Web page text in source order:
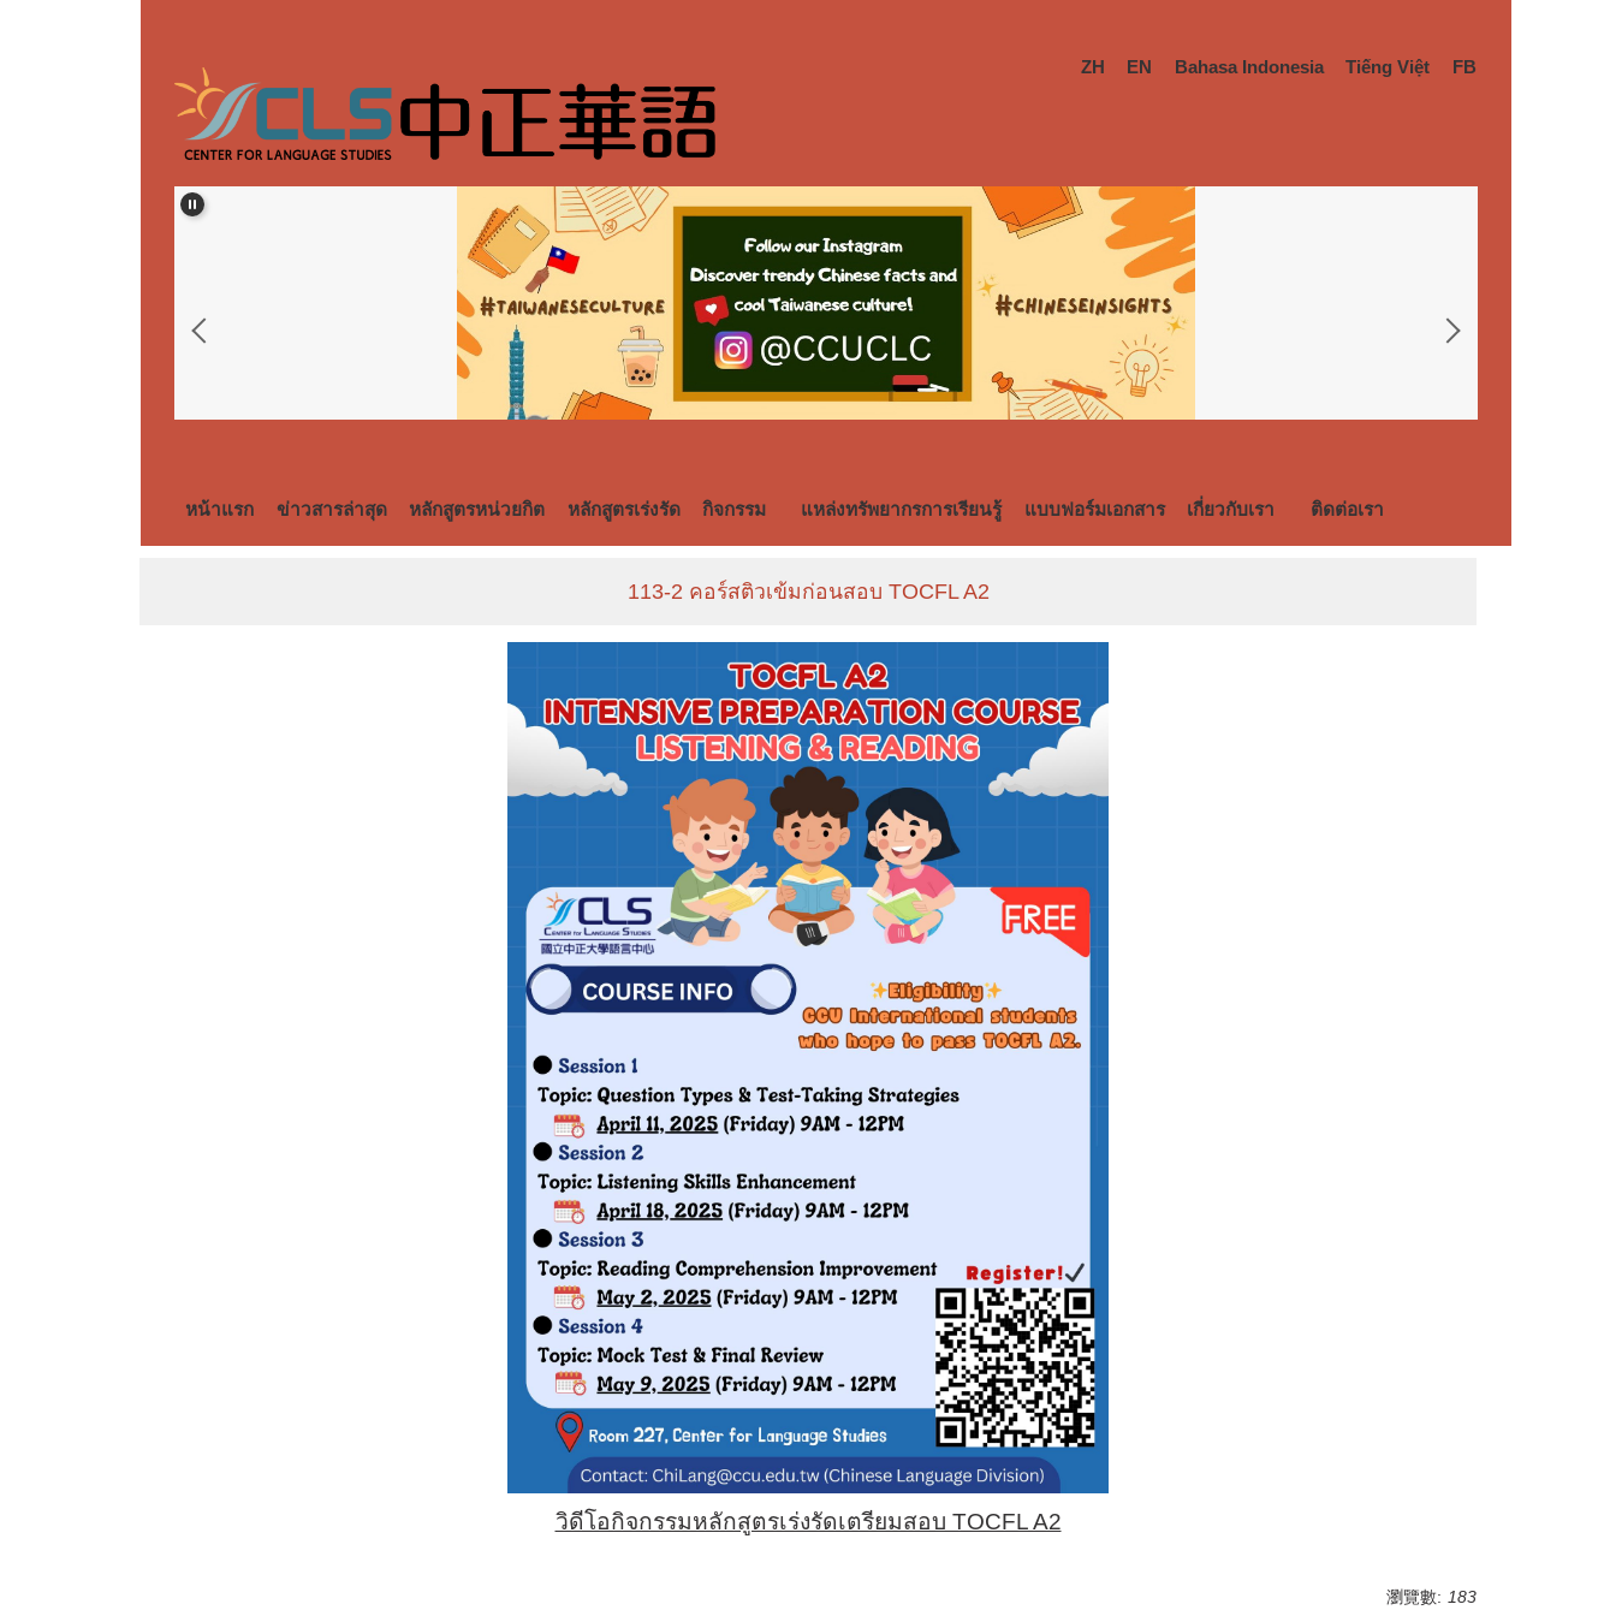
ZH EN Bahasa Indonesia Tiếng Việt FB
หน้าแรก ข่าวสารล่าสุด หลักสูตรหน่วยกิต หลักสูตรเร่งรัด กิจกรรม แหล่งทรัพยากรการเรียนรู้ แบบฟอร์มเอกสาร เกี่ยวกับเรา ติดต่อเรา
113-2 คอร์สติวเข้มก่อนสอบ TOCFL A2
วิดีโอกิจกรรมหลักสูตรเร่งรัดเตรียมสอบ TOCFL A2
瀏覽數: 183